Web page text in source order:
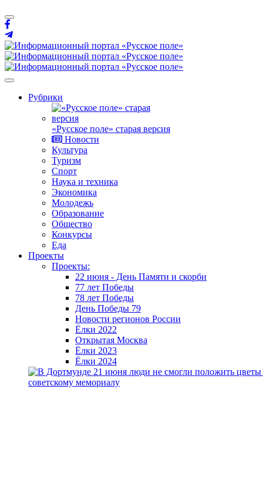
Рубрики
«Русское поле» старая версия
Новости
Культура
Туризм
Спорт
Наука и техника
Экономика
Молодежь
Образование
Общество
Конкурсы
Еда
Проекты
Проекты:
22 июня - День Памяти и скорби
77 лет Победы
78 лет Победы
День Победы 79
Новости регионов России
Ёлки 2022
Открытая Москва
Ёлки 2023
Ёлки 2024